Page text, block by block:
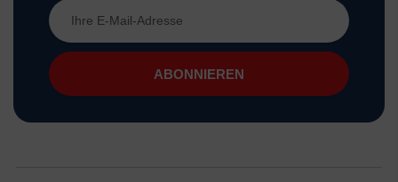
E-
Mail-
Adresse